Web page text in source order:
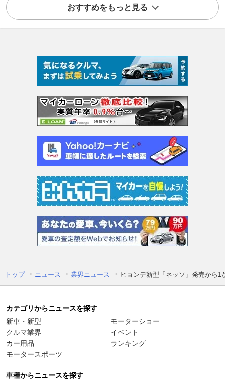
おすすめをもっと見る
トップ ニュース 業界ニュース ヒョンデ新型「ネッソ」発売から
カテゴリからニュースを探す
新車・新型
クルマ業界
カー用品
モータースポーツ
モーターショー
イベント
ランキング
車種からニュースを探す